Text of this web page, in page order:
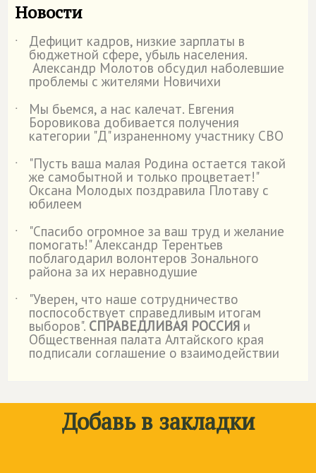
Новости
˙ Дефицит кадров, низкие зарплаты в
бюджетной сфере, убыль населения.
Александр Молотов обсудил наболевшие
проблемы с жителями Новичихи
˙
Мы бьемся, а нас калечат. Евгения
Боровикова добивается получения
категории "Д" израненному участнику СВО
˙
"Пусть ваша малая Родина остается такой
же самобытной и только процветает!"
Оксана Молодых поздравила Плотаву с
юбилеем
˙
"Спасибо огромное за ваш труд и желание
помогать!" Александр Терентьев
поблагодарил волонтеров Зонального
района за их неравнодушие
˙
"Уверен, что наше сотрудничество
поспособствует справедливым итогам
выборов". СПРАВЕДЛИВАЯ РОССИЯ и
Общественная палата Алтайского края
подписали соглашение о взаимодействии
Добавь в закладки